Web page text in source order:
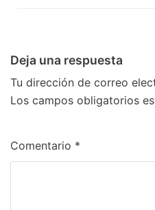
Deja una respuesta
Tu dirección de correo
Los campos obligatorios
Comentario *